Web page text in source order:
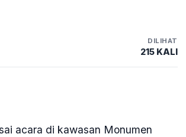
DILIHAT
215 KALI
acara di kawasan Monumen